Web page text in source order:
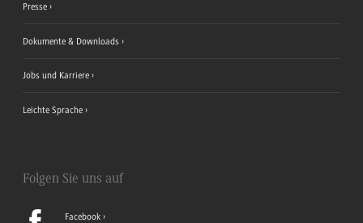
Presse
Dokumente & Downloads
Jobs und Karriere
Leichte Sprache
Folgen Sie uns auf
Facebook